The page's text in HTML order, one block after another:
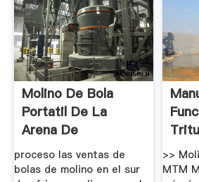
Molino De Bola
Portatil De La
Arena De
Trituracion
proceso las ventas de
bolas de molino en el sur
>>
MTM